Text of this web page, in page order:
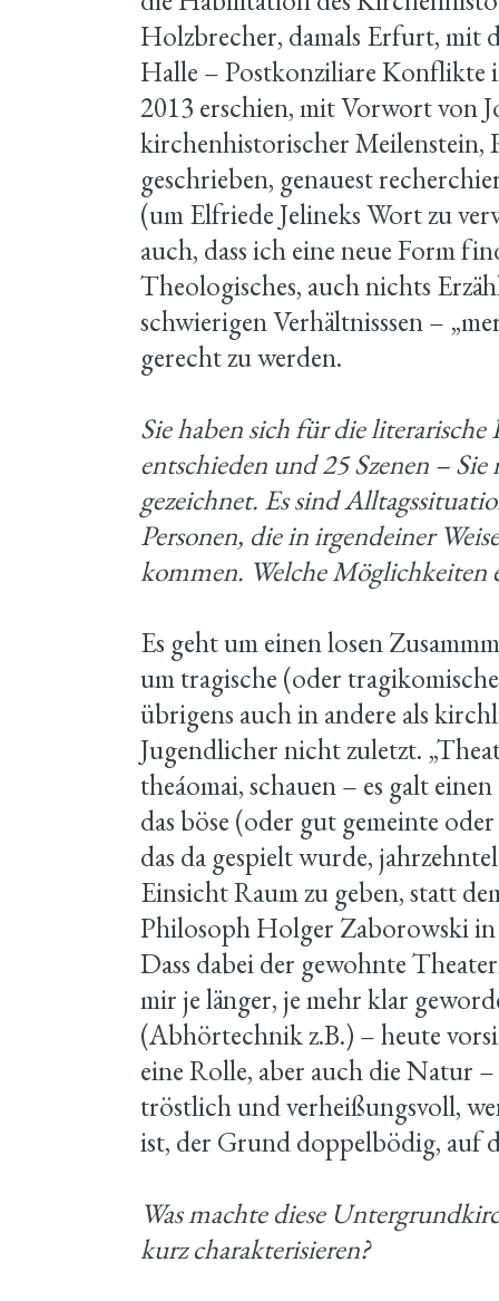
Holzbrecher, damals Erfurt, mit
Halle – Postkonziliare Konflikte
2013 erschien, mit Vorwort von
kirchenhistorischer Meilenstein,
geschrieben, genauest
(um Elfriede Jelineks Wort zu
auch, dass ich eine neue Form
Theologisches, auch nichts
schwierigen Verhältnisssen –
gerecht zu werden.
Sie haben sich für die literarische
entschieden und 25 Szenen –
gezeichnet. Es sind
Personen, die in irgendeiner
kommen. Welche Möglichkeiten
Es geht um einen losen
um tragische (oder
übrigens auch in andere als
Jugendlicher nicht zuletzt.
theáomai, schauen – es galt
das böse (oder gut gemeinte
das da gespielt wurde,
Einsicht Raum zu geben, statt
Philosoph Holger Zaborowski
Dass dabei der gewohnte
mir je länger, je mehr klar
(Abhörtechnik z.B.) – heute
eine Rolle, aber auch die Natur
tröstlich und verheißungsvoll,
ist, der Grund doppelbödig, auf
Was machte diese
kurz charakterisieren?